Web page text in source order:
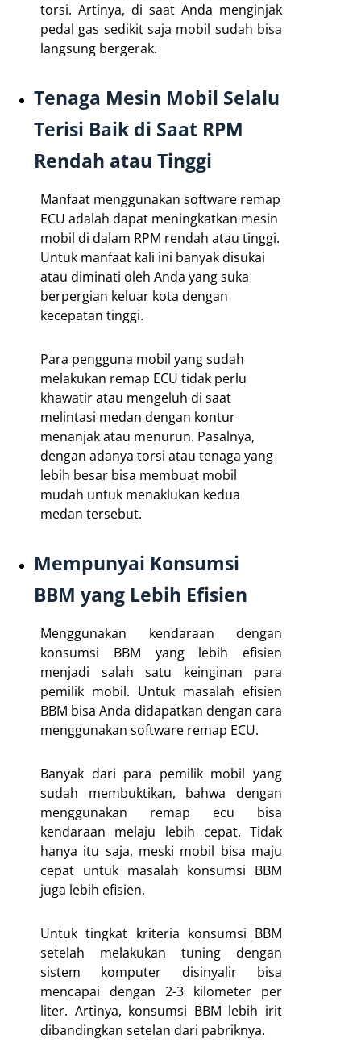
torsi. Artinya, di saat Anda menginjak
pedal gas sedikit saja mobil sudah bisa
langsung bergerak.
Tenaga Mesin Mobil Selalu
Terisi Baik di Saat RPM
Rendah atau Tinggi
Manfaat menggunakan software remap
ECU adalah dapat meningkatkan mesin
mobil di dalam RPM rendah atau tinggi.
Untuk manfaat kali ini banyak disukai
atau diminati oleh Anda yang suka
berpergian keluar kota dengan
kecepatan tinggi.
Para pengguna mobil yang sudah
melakukan remap ECU tidak perlu
khawatir atau mengeluh di saat
melintasi medan dengan kontur
menanjak atau menurun. Pasalnya,
dengan adanya torsi atau tenaga yang
lebih besar bisa membuat mobil
mudah untuk menaklukan kedua
medan tersebut.
Mempunyai Konsumsi
BBM yang Lebih Efisien
Menggunakan kendaraan dengan
konsumsi BBM yang lebih efisien
menjadi salah satu keinginan para
pemilik mobil. Untuk masalah efisien
BBM bisa Anda didapatkan dengan cara
menggunakan software remap ECU.
Banyak dari para pemilik mobil yang
sudah membuktikan, bahwa dengan
menggunakan remap ecu bisa
kendaraan melaju lebih cepat. Tidak
hanya itu saja, meski mobil bisa maju
cepat untuk masalah konsumsi BBM
juga lebih efisien.
Untuk tingkat kriteria konsumsi BBM
setelah melakukan tuning dengan
sistem komputer disinyalir bisa
mencapai dengan 2-3 kilometer per
liter. Artinya, konsumsi BBM lebih irit
dibandingkan setelan dari pabriknya.